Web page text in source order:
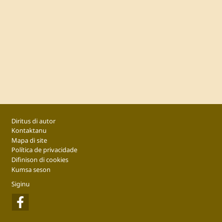
Footer
Diritus di autor
Kontaktanu
Mapa di site
Política de privacidade
Difinison di cookies
Kumsa seson
Siginu